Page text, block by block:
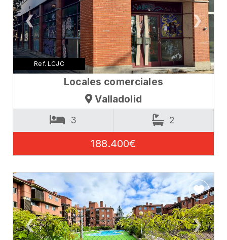
❮ ❯
Ref. LCJC
Locales comerciales
Valladolid
3 2
188.400€
❮ ❯